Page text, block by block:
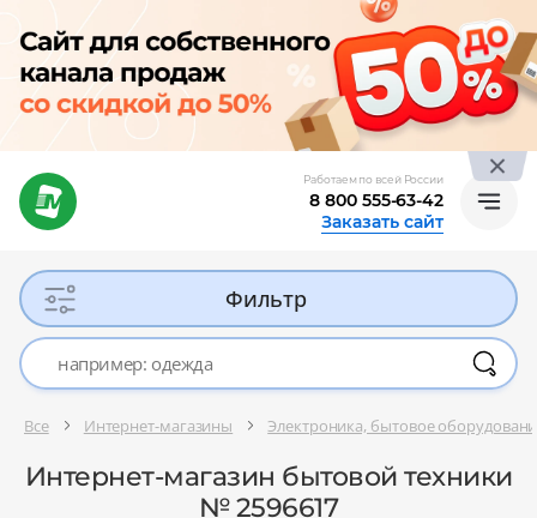
Работаем по всей России
8 800 555-63-42
Заказать сайт
Фильтр
Все Интернет-магазины Электроника, бытовое
Интернет-магазин бытовой техники
№ 2596617